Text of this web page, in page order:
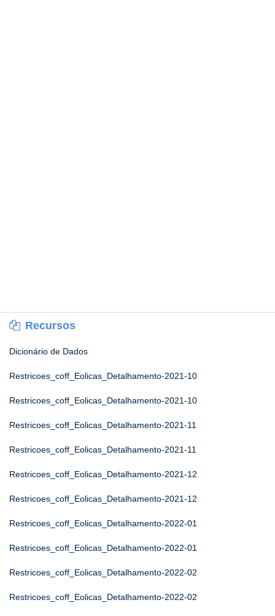
Recursos
Dicionário de Dados
Restricoes_coff_Eolicas_Detalhamento-2021-10
Restricoes_coff_Eolicas_Detalhamento-2021-10
Restricoes_coff_Eolicas_Detalhamento-2021-11
Restricoes_coff_Eolicas_Detalhamento-2021-11
Restricoes_coff_Eolicas_Detalhamento-2021-12
Restricoes_coff_Eolicas_Detalhamento-2021-12
Restricoes_coff_Eolicas_Detalhamento-2022-01
Restricoes_coff_Eolicas_Detalhamento-2022-01
Restricoes_coff_Eolicas_Detalhamento-2022-02
Restricoes_coff_Eolicas_Detalhamento-2022-02